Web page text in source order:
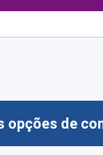
opções de